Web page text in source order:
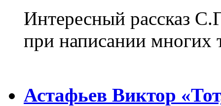
Интересный рассказ
при написании многих
Астафьев Виктор